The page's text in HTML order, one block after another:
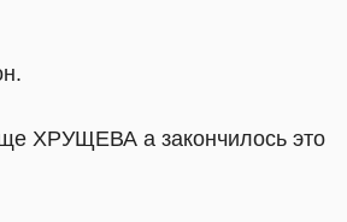
ХРУЩЕВА а закончилось это